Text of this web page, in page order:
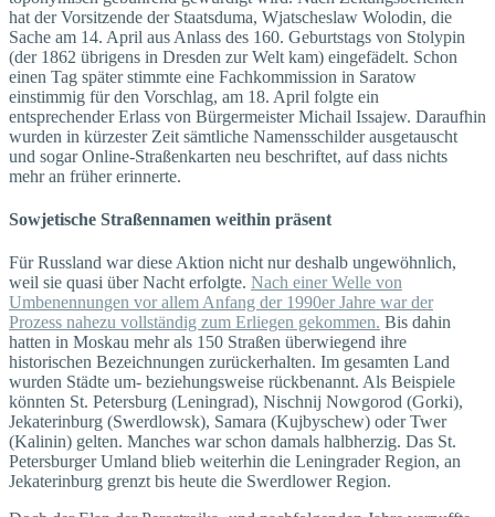
hat der Vorsitzende der Staatsduma, Wjatscheslaw Wolodin, die
Sache am 14. April aus Anlass des 160. Geburtstags von Stolypin
(der 1862 übrigens in Dresden zur Welt kam) eingefädelt. Schon
einen Tag später stimmte eine Fachkommission in Saratow
einstimmig für den Vorschlag, am 18. April folgte ein
entsprechender Erlass von Bürgermeister Michail Issajew. Daraufhin
wurden in kürzester Zeit sämtliche Namensschilder ausgetauscht
und sogar Online-Straßenkarten neu beschriftet, auf dass nichts
mehr an früher erinnerte.
Sowjetische Straßennamen weithin präsent
Für Russland war diese Aktion nicht nur deshalb ungewöhnlich,
weil sie quasi über Nacht erfolgte. Nach einer Welle von
Umbenennungen vor allem Anfang der 1990er Jahre war der
Prozess nahezu vollständig zum Erliegen gekommen. Bis dahin
hatten in Moskau mehr als 150 Straßen überwiegend ihre
historischen Bezeichnungen zurückerhalten. Im gesamten Land
wurden Städte um- beziehungsweise rückbenannt. Als Beispiele
könnten St. Petersburg (Leningrad), Nischnij Nowgorod (Gorki),
Jekaterinburg (Swerd­lowsk), Samara (Kujbyschew) oder Twer
(Kalinin) gelten. Manches war schon damals halbherzig. Das St.
Petersburger Umland blieb weiterhin die Leningrader Region, an
Jekaterinburg grenzt bis heute die Swerdlower Region.